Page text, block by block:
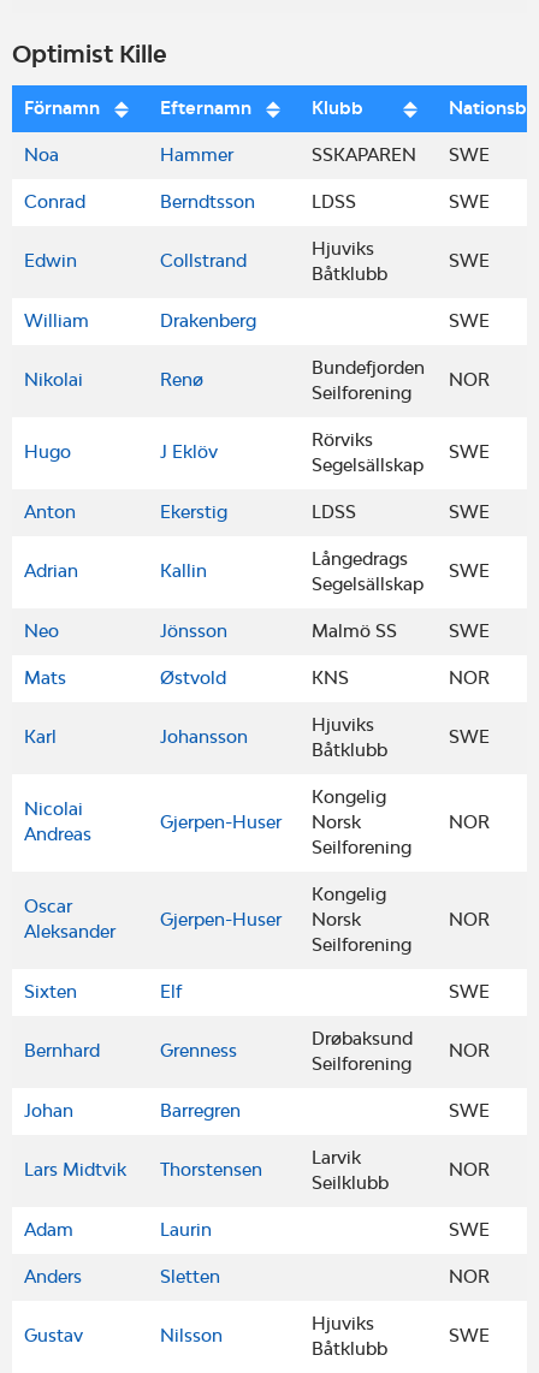
Optimist Kille
Förnamn Efternamn Klubb
Noa Hammer SSKAPAREN SWE
Conrad Berndtsson LDSS SWE
Edwin Collstrand
Hjuviks
Båtklubb
SWE
William Drakenberg SWE
Nikolai Renø
Bundefjorden
Seilforening
NOR
Hugo J Eklöv
Rörviks
Segelsällskap
SWE
Anton Ekerstig LDSS SWE
Adrian Kallin
Långedrags
Segelsällskap
SWE
Neo Jönsson Malmö SS SWE
Mats Østvold KNS NOR
Karl Johansson
Hjuviks
Båtklubb
SWE
Nicolai
Andreas
Gjerpen-Huser
Kongelig
Norsk
Seilforening
NOR
Oscar
Aleksander
Gjerpen-Huser
Kongelig
Norsk
Seilforening
NOR
Sixten Elf SWE
Bernhard Grenness
Drøbaksund
Seilforening
NOR
Johan Barregren SWE
Lars Midtvik Thorstensen
Larvik
Seilklubb
NOR
Adam Laurin SWE
Anders Sletten NOR
Gustav Nilsson
Hjuviks
Båtklubb
SWE